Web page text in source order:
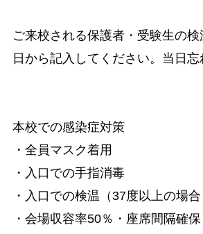
ご来校される保護者・受験生の
日から記入してください。当日忘
本校での感染症対策
・全員マスク着用
・入口での手指消毒
・入口での検温（37度以上の場
・会場収容率50％・座席間隔確保